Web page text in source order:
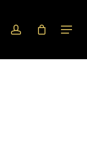
Menu
searchaccount